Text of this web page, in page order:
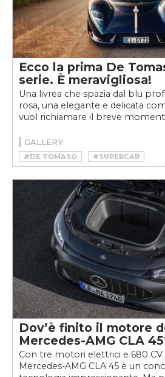
Ecco la prima De
serie. È meravigliosa!
Una livrea che spazia dal blu
rosa, una elegante e delicata
vuol richiamare il breve
GALLERY
#DE TOMASO #SUPERCAR
Dov’è finito il motore
Mercedes-AMG CLA
Con tre motori elettrici e 680 CV
Mercedes-AMG CLA 45 è un